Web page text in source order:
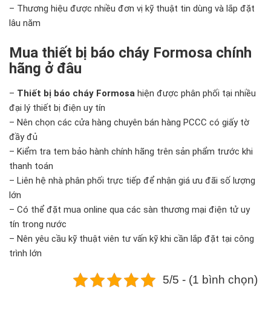
– Thương hiệu được nhiều đơn vị kỹ thuật tin dùng và lắp đặt
lâu năm
Mua thiết bị báo cháy Formosa chính
hãng ở đâu
– Thiết bị báo cháy Formosa hiện được phân phối tại nhiều
đại lý thiết bị điện uy tín
– Nên chọn các cửa hàng chuyên bán hàng PCCC có giấy tờ
đầy đủ
– Kiểm tra tem bảo hành chính hãng trên sản phẩm trước khi
thanh toán
– Liên hệ nhà phân phối trực tiếp để nhận giá ưu đãi số lượng
lớn
– Có thể đặt mua online qua các sàn thương mại điện tử uy
tín trong nước
– Nên yêu cầu kỹ thuật viên tư vấn kỹ khi cần lắp đặt tại công
trình lớn
5/5 - (1 bình chọn)